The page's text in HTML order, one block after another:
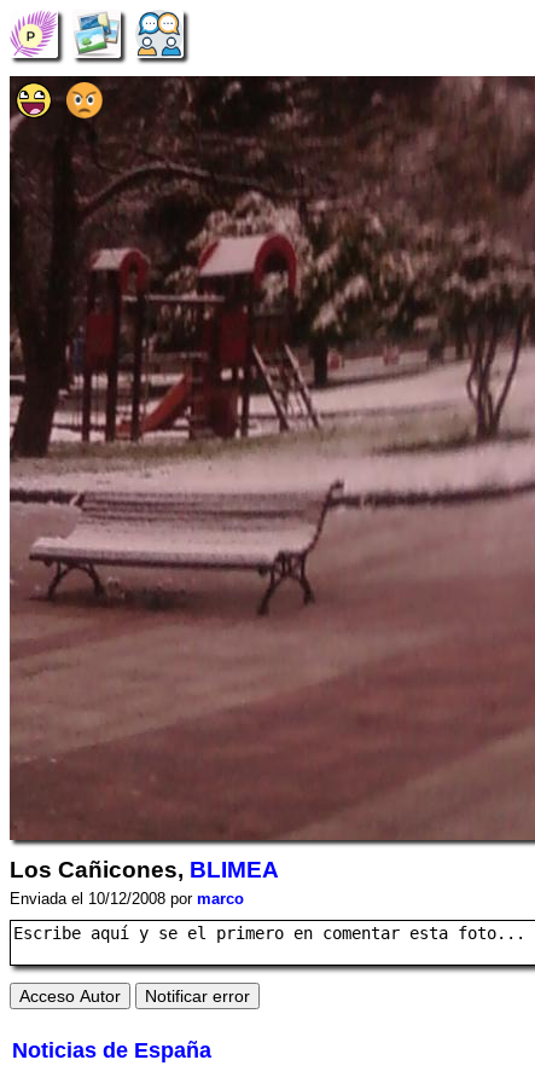
Los Cañicones, BLIMEA
Enviada el 10/12/2008 por marco
Noticias de España